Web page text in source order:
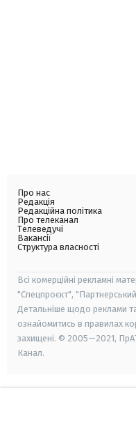
Про нас
Редакція
Редакційна політика
Про телеканал
Телеведучі
Вакансії
Структура власності
Всі комерційні рекламні
"Спецпроєкт",
Детальніше щодо реклами
ознайомитись в правилах
захищені. © 2005—2021,
Канал.